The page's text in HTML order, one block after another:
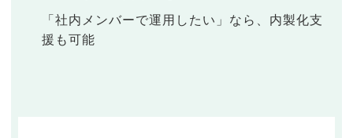
「社内メンバーで運用したい」なら、内製化支
援も可能